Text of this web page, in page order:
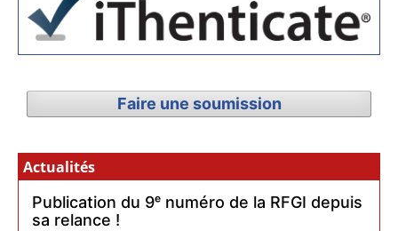
Faire une soumission
Actualités
Publication du 9ᵉ numéro de la RFGI depuis
sa relance !